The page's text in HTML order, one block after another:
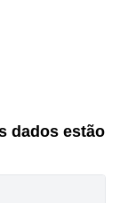
dados estão